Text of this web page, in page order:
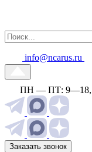
info@ncarus.ru
ПН — ПТ: 9—18,
Заказать звонок